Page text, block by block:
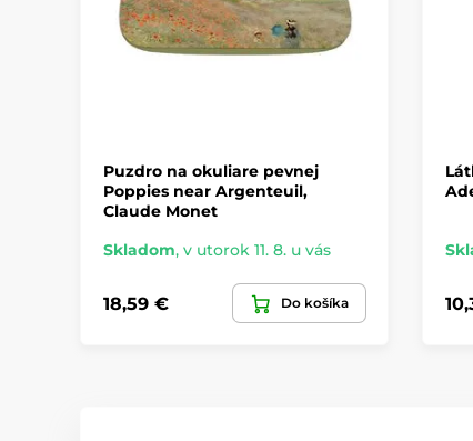
Puzdro na okuliare pevnej
Poppies near Argenteuil,
Claude Monet
Skladom, v utorok 11. 8. u vás
18,59 € Do košíka